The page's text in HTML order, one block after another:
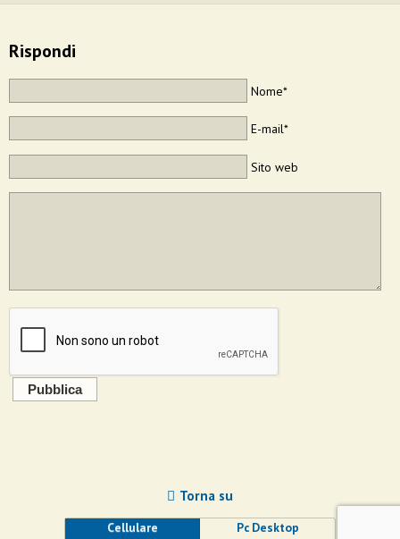
Rispondi
Nome*
E-mail*
Sito web
Pubblica
Torna su
Cellulare Pc Desktop